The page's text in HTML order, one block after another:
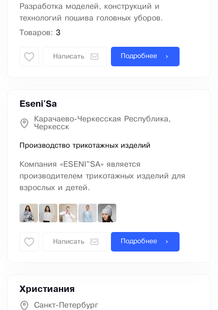
Разработка моделей, конструкций и
технологий пошива головных уборов.
Товаров: 3
Написать Подробнее
Eseni'Sa
Карачаево-Черкесская Республика,
Черкесск
Производство трикотажных изделий
Компания «ESENI"SA» является
производителем трикотажных изделий для
взрослых и детей.
Написать Подробнее
Христиания
Санкт-Петербург